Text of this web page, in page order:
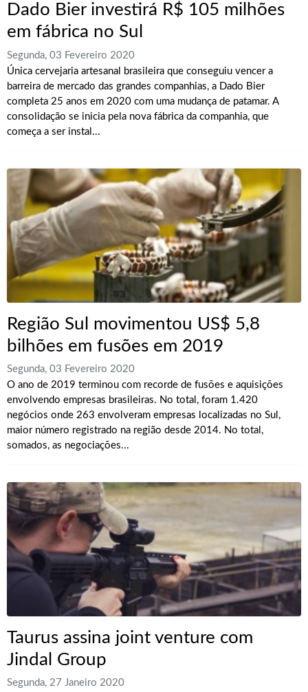
Dado Bier investirá R$ 105 milhões
em fábrica no Sul
Segunda, 03 Fevereiro 2020
Única cervejaria artesanal brasileira que conseguiu vencer a
barreira de mercado das grandes companhias, a Dado Bier
completa 25 anos em 2020 com uma mudança de patamar. A
consolidação se inicia pela nova fábrica da companhia, que
começa a ser instal...
Região Sul movimentou US$ 5,8
bilhões em fusões em 2019
Segunda, 03 Fevereiro 2020
O ano de 2019 terminou com recorde de fusões e aquisições
envolvendo empresas brasileiras. No total, foram 1.420
negócios onde 263 envolveram empresas localizadas no Sul,
maior número registrado na região desde 2014. No total,
somados, as negociações...
Taurus assina joint venture com
Jindal Group
Segunda, 27 Janeiro 2020